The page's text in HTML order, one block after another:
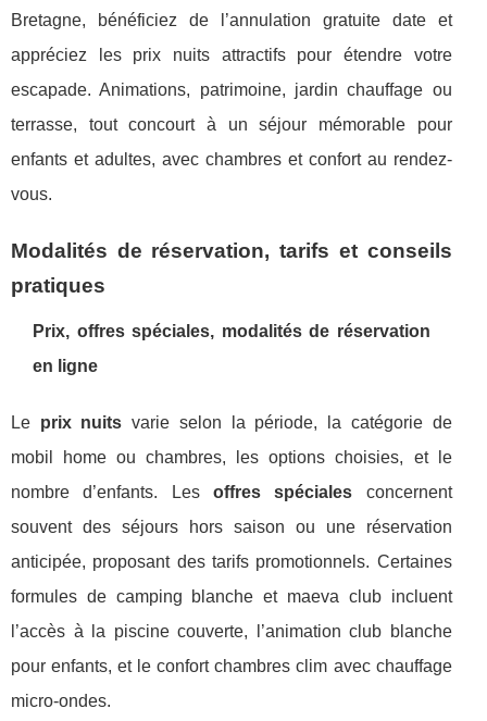
Bretagne, bénéficiez de l’annulation gratuite date et
appréciez les prix nuits attractifs pour étendre votre
escapade. Animations, patrimoine, jardin chauffage ou
terrasse, tout concourt à un séjour mémorable pour
enfants et adultes, avec chambres et confort au rendez-
vous.
Modalités de réservation, tarifs et conseils
pratiques
Prix, offres spéciales, modalités de réservation
en ligne
Le prix nuits varie selon la période, la catégorie de
mobil home ou chambres, les options choisies, et le
nombre d’enfants. Les offres spéciales concernent
souvent des séjours hors saison ou une réservation
anticipée, proposant des tarifs promotionnels. Certaines
formules de camping blanche et maeva club incluent
l’accès à la piscine couverte, l’animation club blanche
pour enfants, et le confort chambres clim avec chauffage
micro-ondes.